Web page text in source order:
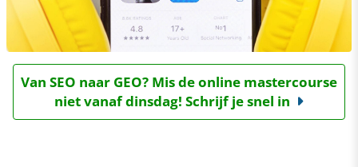
Van SEO naar GEO? Mis de online mastercourse
niet vanaf dinsdag! Schrijf je snel in